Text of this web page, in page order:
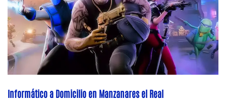
Informático a Domicilio en Manzanares el Real